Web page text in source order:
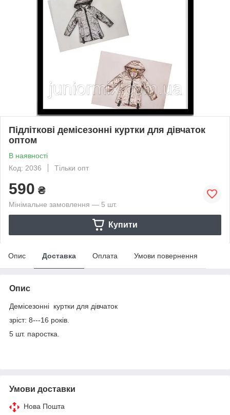
Підліткові демісезонні куртки для дівчаток
оптом
В наявності
Код: 2036
Тільки опт
590 ₴
Мінімальне замовлення — 5 шт.
Купити
Опис Доставка Оплата Умови повернення
Опис
Демісезонні куртки для дівчаток
зріст: 8---16 років.
5 шт. паростка.
Умови доставки
Нова Пошта